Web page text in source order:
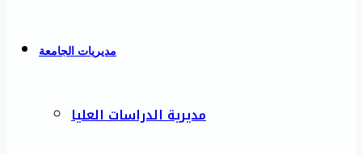
مديريات الجامعة
مديرية الدراسات العليا